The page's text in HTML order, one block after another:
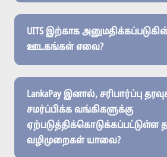
UITS இற்காக
ஊடகங்கள் எவை?
LankaPay இனால், சரிபார்ப்பு
சமர்ப்பிக்க வங்கிகளுக்கு
ஏற்படுத்திக்கொடுக்கப்பட்டுள்ள
வழிமுறைகள் யாவை?